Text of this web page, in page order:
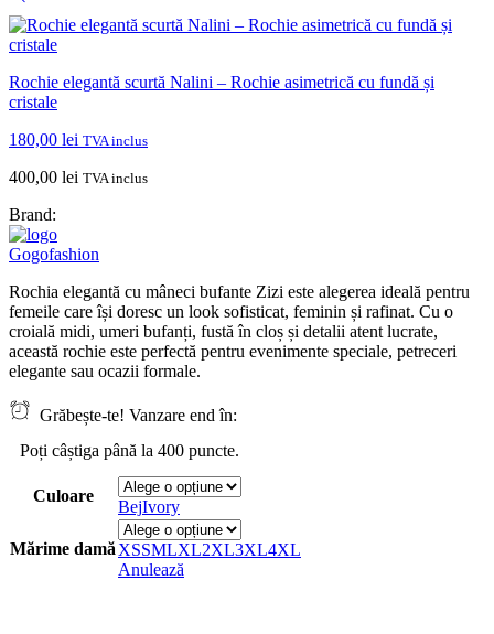
Rochie elegantă scurtă Nalini – Rochie asimetrică cu fundă și
cristale
180,00 lei TVA inclus
400,00 lei TVA inclus
Brand:
Gogofashion
Rochia elegantă cu mâneci bufante Zizi este alegerea ideală pentru
femeile care își doresc un look sofisticat, feminin și rafinat. Cu o
croială midi, umeri bufanți, fustă în cloș și detalii atent lucrate,
această rochie este perfectă pentru evenimente speciale, petreceri
elegante sau ocazii formale.
Grăbește-te! Vanzare end în:
Poți câștiga până la 400 puncte.
Culoare
BejIvory
Mărime damă XSSMLXL2XL3XL4XL
Anulează